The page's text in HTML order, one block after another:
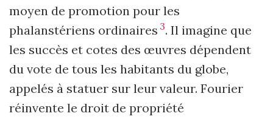
moyen de promotion pour les
phalanstériens ordinaires 3. Il imagine que
les succès et cotes des œuvres dépendent
du vote de tous les habitants du globe,
appelés à statuer sur leur valeur. Fourier
réinvente le droit de propriété